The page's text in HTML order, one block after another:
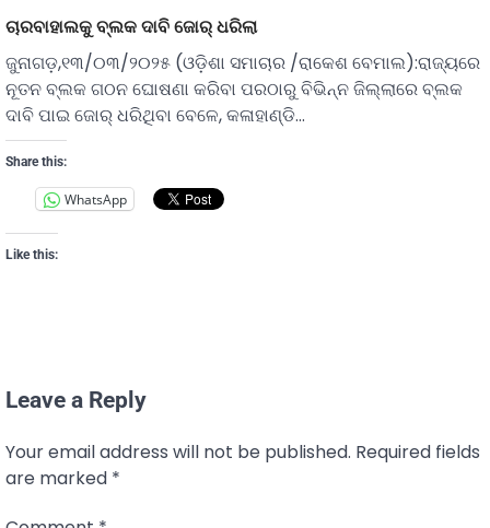
ଚାରବାହାଲକୁ ବ୍ଲକ ଦାବି ଜୋର୍ ଧରିଲା
ଜୁନାଗଡ଼,୧୩/୦୩/୨୦୨୫ (ଓଡ଼ିଶା ସମାଚାର /ରାକେଶ ବେମାଲ):ରାଜ୍ୟରେ
ନୂତନ ବ୍ଲକ ଗଠନ ଘୋଷଣା କରିବା ପରଠାରୁ ବିଭିନ୍ନ ଜିଲ୍ଲାରେ ବ୍ଲକ
ଦାବି ପାଇ ଜୋର୍ ଧରିଥିବା ବେଳେ, କଳାହାଣ୍ଡି…
Share this:
WhatsApp
Like this:
Leave a Reply
Your email address will not be published. Required fields
are marked *